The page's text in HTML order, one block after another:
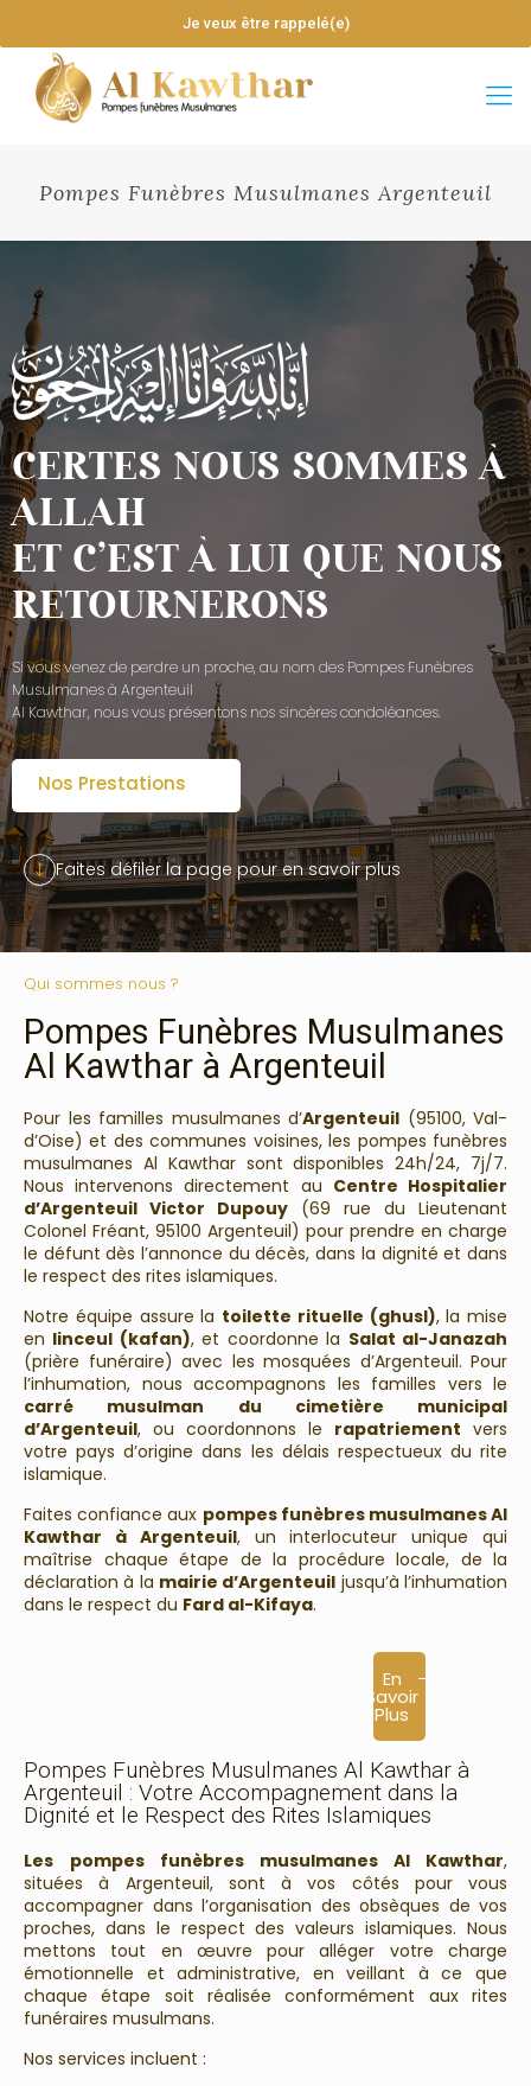
Je veux être rappelé(e)
Pompes Funèbres Musulmanes Argenteuil
CERTES NOUS SOMMES À
ALLAH
ET C’EST À LUI QUE NOUS
RETOURNERONS
Si vous venez de perdre un proche, au nom des Pompes Funèbres
Musulmanes à Argenteuil
Al Kawthar, nous vous présentons nos sincères condoléances.
Nos Prestations
Faites défiler la page pour en savoir plus
Qui sommes nous ?
Pompes Funèbres Musulmanes
Al Kawthar à Argenteuil
Pour les familles musulmanes d’Argenteuil (95100, Val-
d’Oise) et des communes voisines, les pompes funèbres
musulmanes Al Kawthar sont disponibles 24h/24, 7j/7.
Nous intervenons directement au Centre Hospitalier
d’Argenteuil Victor Dupouy (69 rue du Lieutenant
Colonel Fréant, 95100 Argenteuil) pour prendre en charge
le défunt dès l’annonce du décès, dans la dignité et dans
le respect des rites islamiques.
Notre équipe assure la toilette rituelle (ghusl), la mise
en linceul (kafan), et coordonne la Salat al-Janazah
(prière funéraire) avec les mosquées d’Argenteuil. Pour
l’inhumation, nous accompagnons les familles vers le
carré musulman du cimetière municipal
d’Argenteuil, ou coordonnons le rapatriement vers
votre pays d’origine dans les délais respectueux du rite
islamique.
Faites confiance aux pompes funèbres musulmanes Al
Kawthar à Argenteuil, un interlocuteur unique qui
maîtrise chaque étape de la procédure locale, de la
déclaration à la mairie d’Argenteuil jusqu’à l’inhumation
dans le respect du Fard al-Kifaya.
En
Savoir
Plus
Pompes Funèbres Musulmanes Al Kawthar à
Argenteuil : Votre Accompagnement dans la
Dignité et le Respect des Rites Islamiques
Les pompes funèbres musulmanes Al Kawthar,
situées à Argenteuil, sont à vos côtés pour vous
accompagner dans l’organisation des obsèques de vos
proches, dans le respect des valeurs islamiques. Nous
mettons tout en œuvre pour alléger votre charge
émotionnelle et administrative, en veillant à ce que
chaque étape soit réalisée conformément aux rites
funéraires musulmans.
Nos services incluent :